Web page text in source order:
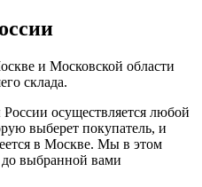
и Московской области
склада.
осуществляется любой
выберет покупатель, и
в Москве. Мы в этом
до выбранной вами